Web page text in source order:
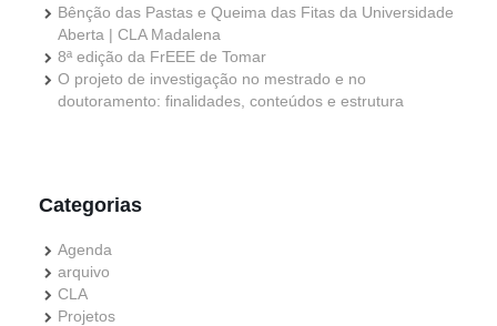
Bênção das Pastas e Queima das Fitas da Universidade
Aberta | CLA Madalena
8ª edição da FrEEE de Tomar
O projeto de investigação no mestrado e no
doutoramento: finalidades, conteúdos e estrutura
Categorias
Agenda
arquivo
CLA
Projetos